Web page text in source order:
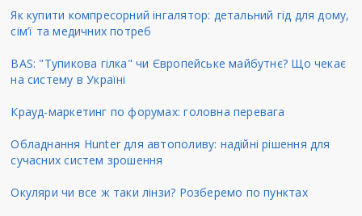
Як купити компресорний інгалятор: детальний гід для дому,
сім’ї та медичних потреб
BAS: "Тупикова гілка" чи Європейське майбутнє? Що чекає
на систему в Україні
Крауд-маркетинг по форумах: головна перевага
Обладнання Hunter для автополиву: надійні рішення для
сучасних систем зрошення
Окуляри чи все ж таки лінзи? Розберемо по пунктах